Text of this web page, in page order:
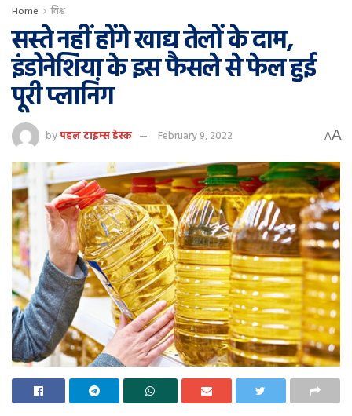
Home विश्व
सस्ते नहीं होंगे खाद्य तेलों के दाम,
इंडोनेशिया के इस फैसले से फेल हुई
पूरी प्लानिंग
byपहल टाइम्स डेस्क February 9, 2022 AA